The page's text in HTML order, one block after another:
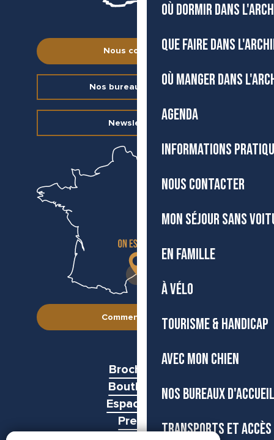
OÙ DORMIR DANS
QUE FAIRE DANS
OÙ MANGER DANS
AGENDA
INFORMATIONS
NOUS CONTACTER
MON SÉJOUR SANS
EN FAMILLE
À VÉLO
TOURISME & HANDICAP
AVEC MON CHIEN
NOS BUREAUX D'ACCUEIL
TRANSPORTS ET ACCÈS
Nous contacter
Nos bureaux d’accueil
Newsletter
Comment venir ?
Brochures
Boutiques
Espace pro
Presse